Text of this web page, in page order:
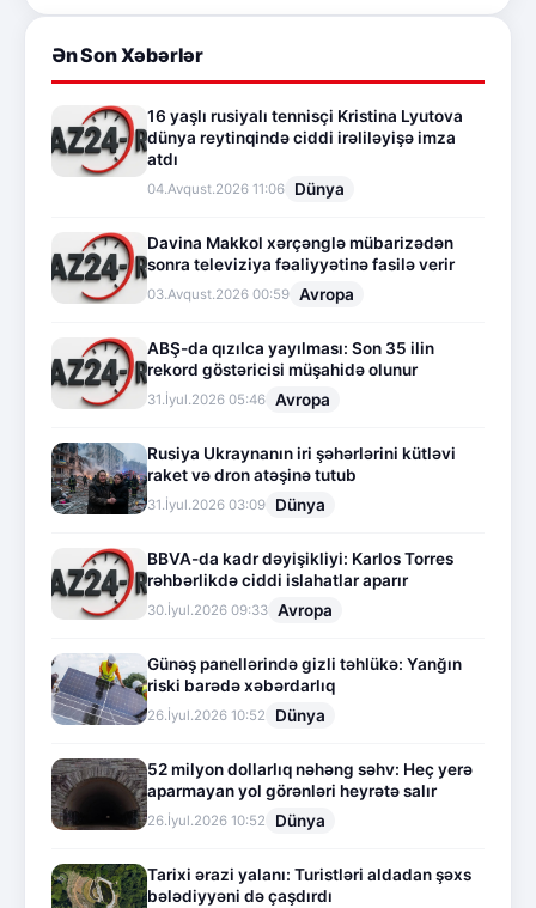
Ən Son Xəbərlər
16 yaşlı rusiyalı tennisçi Kristina Lyutova
dünya reytinqində ciddi irəliləyişə imza
atdı
04.Avqust.2026 11:06 Dünya
Davina Makkol xərçənglə mübarizədən
sonra televiziya fəaliyyətinə fasilə verir
03.Avqust.2026 00:59 Avropa
ABŞ-da qızılca yayılması: Son 35 ilin
rekord göstəricisi müşahidə olunur
31.İyul.2026 05:46 Avropa
Rusiya Ukraynanın iri şəhərlərini kütləvi
raket və dron atəşinə tutub
31.İyul.2026 03:09 Dünya
BBVA-da kadr dəyişikliyi: Karlos Torres
rəhbərlikdə ciddi islahatlar aparır
30.İyul.2026 09:33 Avropa
Günəş panellərində gizli təhlükə: Yanğın
riski barədə xəbərdarlıq
26.İyul.2026 10:52 Dünya
52 milyon dollarlıq nəhəng səhv: Heç yerə
aparmayan yol görənləri heyrətə salır
26.İyul.2026 10:52 Dünya
Tarixi ərazi yalanı: Turistləri aldadan şəxs
bələdiyyəni də çaşdırdı